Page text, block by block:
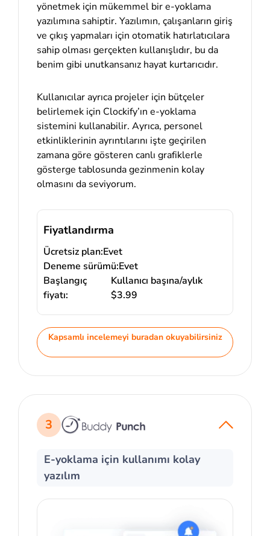
yönetmek için mükemmel bir e-yoklama
yazılımına sahiptir. Yazılımın, çalışanların giriş
ve çıkış yapmaları için otomatik hatırlatıcılara
sahip olması gerçekten kullanışlıdır, bu da
benim gibi unutkansanız hayat kurtarıcıdır.
Kullanıcılar ayrıca projeler için bütçeler
belirlemek için Clockify’ın e-yoklama
sistemini kullanabilir. Ayrıca, personel
etkinliklerinin ayrıntılarını işte geçirilen
zamana göre gösteren canlı grafiklerle
gösterge tablosunda gezinmenin kolay
olmasını da seviyorum.
Fiyatlandırma
Ücretsiz plan:Evet
Deneme sürümü:Evet
Başlangıç
fiyatı:
Kullanıcı başına/aylık
$3.99
Kapsamlı incelemeyi buradan okuyabilirsiniz
3
E-yoklama için kullanımı kolay
yazılım